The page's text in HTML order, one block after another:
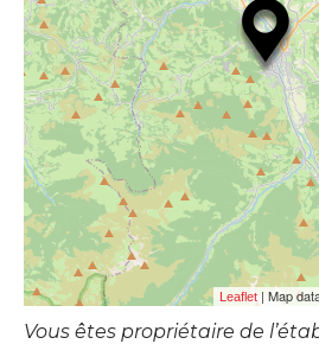
Leaflet | Map
Vous êtes propriétaire de